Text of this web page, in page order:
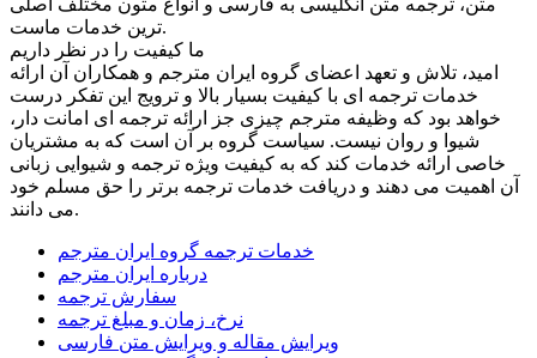
ترین خدمات ماست.
ما کیفیت را در نظر داریم
امید، تلاش و تعهد اعضای گروه ایران مترجم و همکاران آن ارائه
خدمات ترجمه ای با کیفیت بسیار بالا و ترویج این تفکر درست
خواهد بود که وظیفه مترجم چیزی جز ارائه ترجمه ای امانت دار،
شیوا و روان نیست. سیاست گروه بر آن است که به مشتریان
خاصی ارائه خدمات کند که به کیفیت ویژه ترجمه و شیوایی زبانی
آن اهمیت می دهند و دریافت خدمات ترجمه برتر را حق مسلم خود
می دانند.
خدمات ترجمه گروه ایران مترجم
درباره ایران مترجم
سفارش ترجمه
نرخ، زمان و مبلغ ترجمه
ویرایش مقاله و ویرایش متن فارسی